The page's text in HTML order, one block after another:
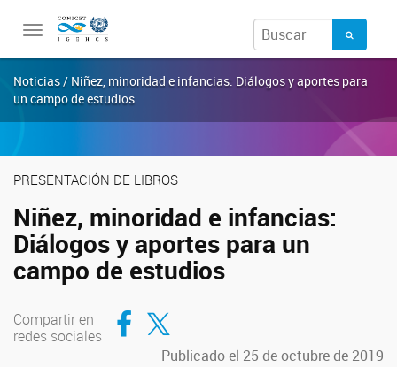
Toggle
Noticias / Niñez, minoridad e infancias: Diálogos y aportes para
un campo de estudios
PRESENTACIÓN DE LIBROS
Niñez, minoridad e infancias:
Diálogos y aportes para un
campo de estudios
Compartir en
redes sociales
Compartir en Facebook
Compartir en Twitter
Publicado el 25 de octubre de 2019